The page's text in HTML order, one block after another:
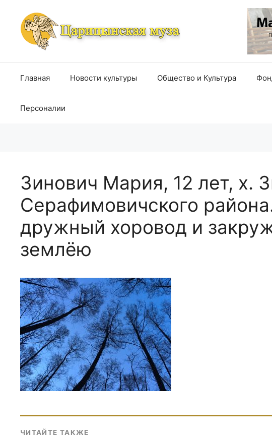
содержимому
Главная Новости культуры Общество и Культура
Персоналии
Зинович Мария, 12 лет, х.
Серафимовичского
дружный хоровод и
землёю
ЧИТАЙТЕ ТАКЖЕ